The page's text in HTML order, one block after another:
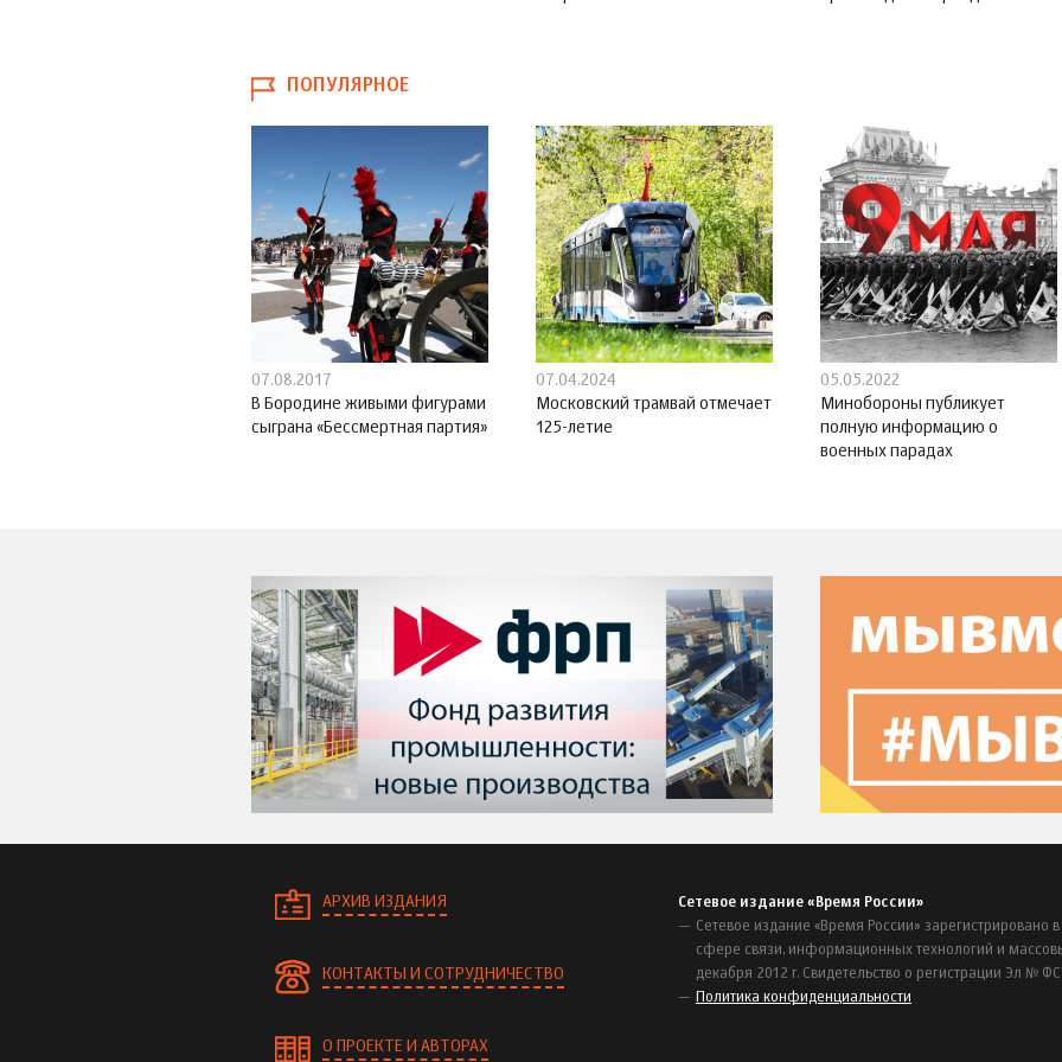
ПОПУЛЯРНОЕ
07.08.2017
В Бородине живыми фигурами
сыграна «Бессмертная партия»
07.04.2024
Московский трамвай отмечает
125-летие
05.05.2022
Минобороны публикует
полную информацию о
военных парадах
АРХИВ ИЗДАНИЯ
КОНТАКТЫ И СОТРУДНИЧЕСТВО
О ПРОЕКТЕ И АВТОРАХ
Сетевое издание «Время России»
Сетевое издание «Время России» зарегистрировано
сфере связи, информационных технологий и
декабря 2012 г. Свидетельство о регистрации Эл №
Политика конфиденциальности